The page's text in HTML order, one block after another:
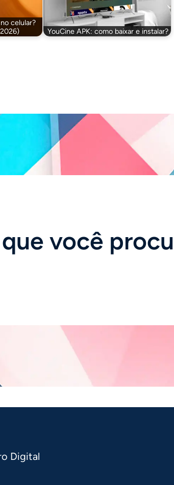
celular?
YouCine APK: como baixar e instalar?
você
Digital